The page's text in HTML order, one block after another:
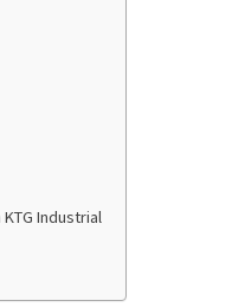
Industrial